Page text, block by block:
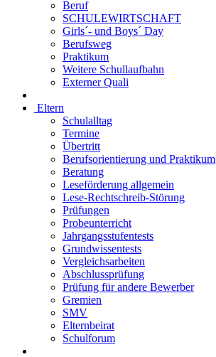
Beruf
SCHULEWIRTSCHAFT
Girls´- und Boys´ Day
Berufsweg
Praktikum
Weitere Schullaufbahn
Externer Quali
Eltern
Schulalltag
Termine
Übertritt
Berufsorientierung und Praktikum
Beratung
Leseförderung allgemein
Lese-Rechtschreib-Störung
Prüfungen
Probeunterricht
Jahrgangsstufentests
Grundwissentests
Vergleichsarbeiten
Abschlussprüfung
Prüfung für andere Bewerber
Gremien
SMV
Elternbeirat
Schulforum